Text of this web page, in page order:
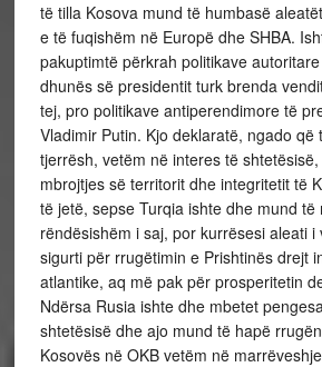
të tilla Kosova mund të humbasë
e të fuqishëm në Europë dhe SHBA.
pakuptimtë përkrah politikave
dhunës së presidentit turk brenda
tej, pro politikave antiperendimore të
Vladimir Putin. Kjo deklaratë, ngado që
tjerrësh, vetëm në interes të
mbrojtjes së territorit dhe integritetit të
të jetë, sepse Turqia ishte dhe mund të
rëndësishëm i saj, por kurrësesi aleati i
sigurti për rrugëtimin e Prishtinës drejt
atlantike, aq më pak për prosperitetin
Ndërsa Rusia ishte dhe mbetet
shtetësisë dhe ajo mund të hapë
Kosovës në OKB vetëm në